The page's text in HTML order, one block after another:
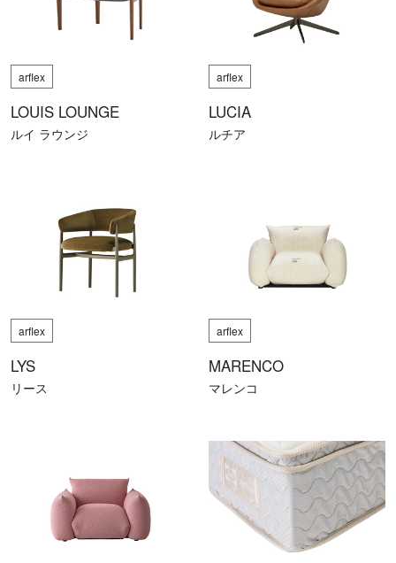
arflex
LOUIS LOUNGE
ルイ ラウンジ
arflex
LUCIA
ルチア
arflex
LYS
リース
arflex
MARENCO
マレンコ